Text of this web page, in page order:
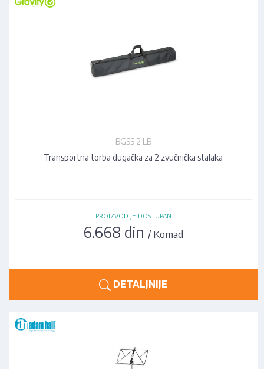
BGSS 2 LB
Transportna torba dugačka za 2 zvučnička stalaka
PROIZVOD JE DOSTUPAN
6.668 din / Komad
DETALJNIJE